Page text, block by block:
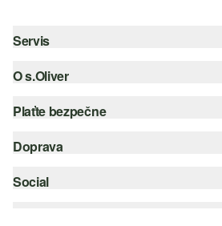
Servis
Pomoc a FAQ
Nápoveda k veľkostiam
O s.Oliver
Leták
Plaťte bezpečne
Kreditná karta
Doprava
Slovenská pošta
Social